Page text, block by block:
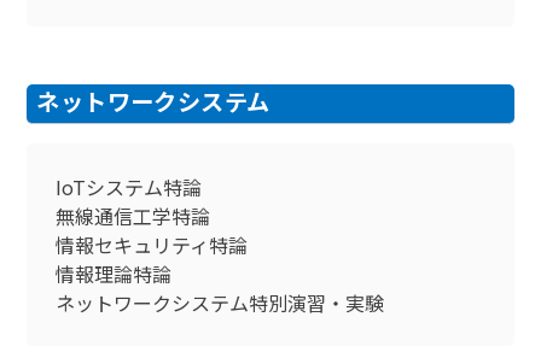
ネットワークシステム
IoTシステム特論
無線通信工学特論
情報セキュリティ特論
情報理論特論
ネットワークシステム特別演習・実験